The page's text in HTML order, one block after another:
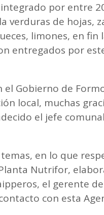
por entre
verduras de hojas,
limones, en fin
entregados por
el Gobierno de
local, muchas
el jefe
en lo que
Nutrifor,
el gerente
con esta